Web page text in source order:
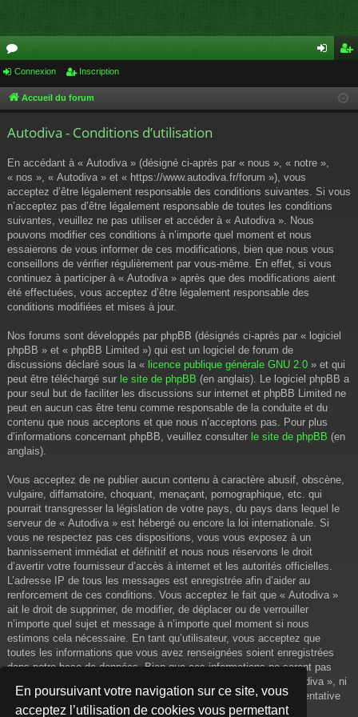
En poursuivant votre navigation sur ce site, vous
acceptez l’utilisation de cookies vous permettant
or
u cri
Connexion Inscription
Accueil du forum
Autodiva - Conditions d’utilisation
En accédant à « Autodiva » (désigné ci-après par « nous », « notre »,
« nos », « Autodiva » et « https://www.autodiva.fr/forum »), vous
acceptez d’être légalement responsable des conditions suivantes. Si vous
n’acceptez pas d’être légalement responsable de toutes les conditions
suivantes, veuillez ne pas utiliser et accéder à « Autodiva ». Nous
pouvons modifier ces conditions à n’importe quel moment et nous
essaierons de vous informer de ces modifications, bien que nous vous
conseillons de vérifier régulièrement par vous-même. En effet, si vous
continuez à participer à « Autodiva » après que des modifications aient
été effectuées, vous acceptez d’être légalement responsable des
conditions modifiées et mises à jour.
Nos forums sont développés par phpBB (désignés ci-après par « logiciel
phpBB » et « phpBB Limited ») qui est un logiciel de forum de
discussions déclaré sous la « licence publique générale GNU 2.0 » et qui
peut être téléchargé sur le site de phpBB (en anglais). Le logiciel phpBB a
pour seul but de faciliter les discussions sur internet et phpBB Limited ne
peut en aucun cas être tenu comme responsable de la conduite et du
contenu que nous acceptons et que nous n’acceptons pas. Pour plus
d’informations concernant phpBB, veuillez consulter le site de phpBB (en
anglais).
Vous acceptez de ne publier aucun contenu à caractère abusif, obscène,
vulgaire, diffamatoire, choquant, menaçant, pornographique, etc. qui
pourrait transgresser la législation de votre pays, du pays dans lequel le
serveur de « Autodiva » est hébergé ou encore la loi internationale. Si
vous ne respectez pas ces dispositions, vous vous exposez à un
bannissement immédiat et définitif et nous nous réservons le droit
d’avertir votre fournisseur d’accès à internet et les autorités officielles.
L’adresse IP de tous les messages est enregistrée afin d’aider au
renforcement de ces conditions. Vous acceptez le fait que « Autodiva »
ait le droit de supprimer, de modifier, de déplacer ou de verrouiller
n’importe quel sujet et message à n’importe quel moment si nous
estimons cela nécessaire. En tant qu’utilisateur, vous acceptez que
toutes les informations que vous avez renseignées soient enregistrées
dans notre base de données. Bien que ces informations ne seront pas
diffusées à une tierce partie sans votre consentement, ni « Autodiva », ni
phpBB, ne pourront être tenus comme responsables en cas de tentative
de piratage informatique visant à compromettre vos données.